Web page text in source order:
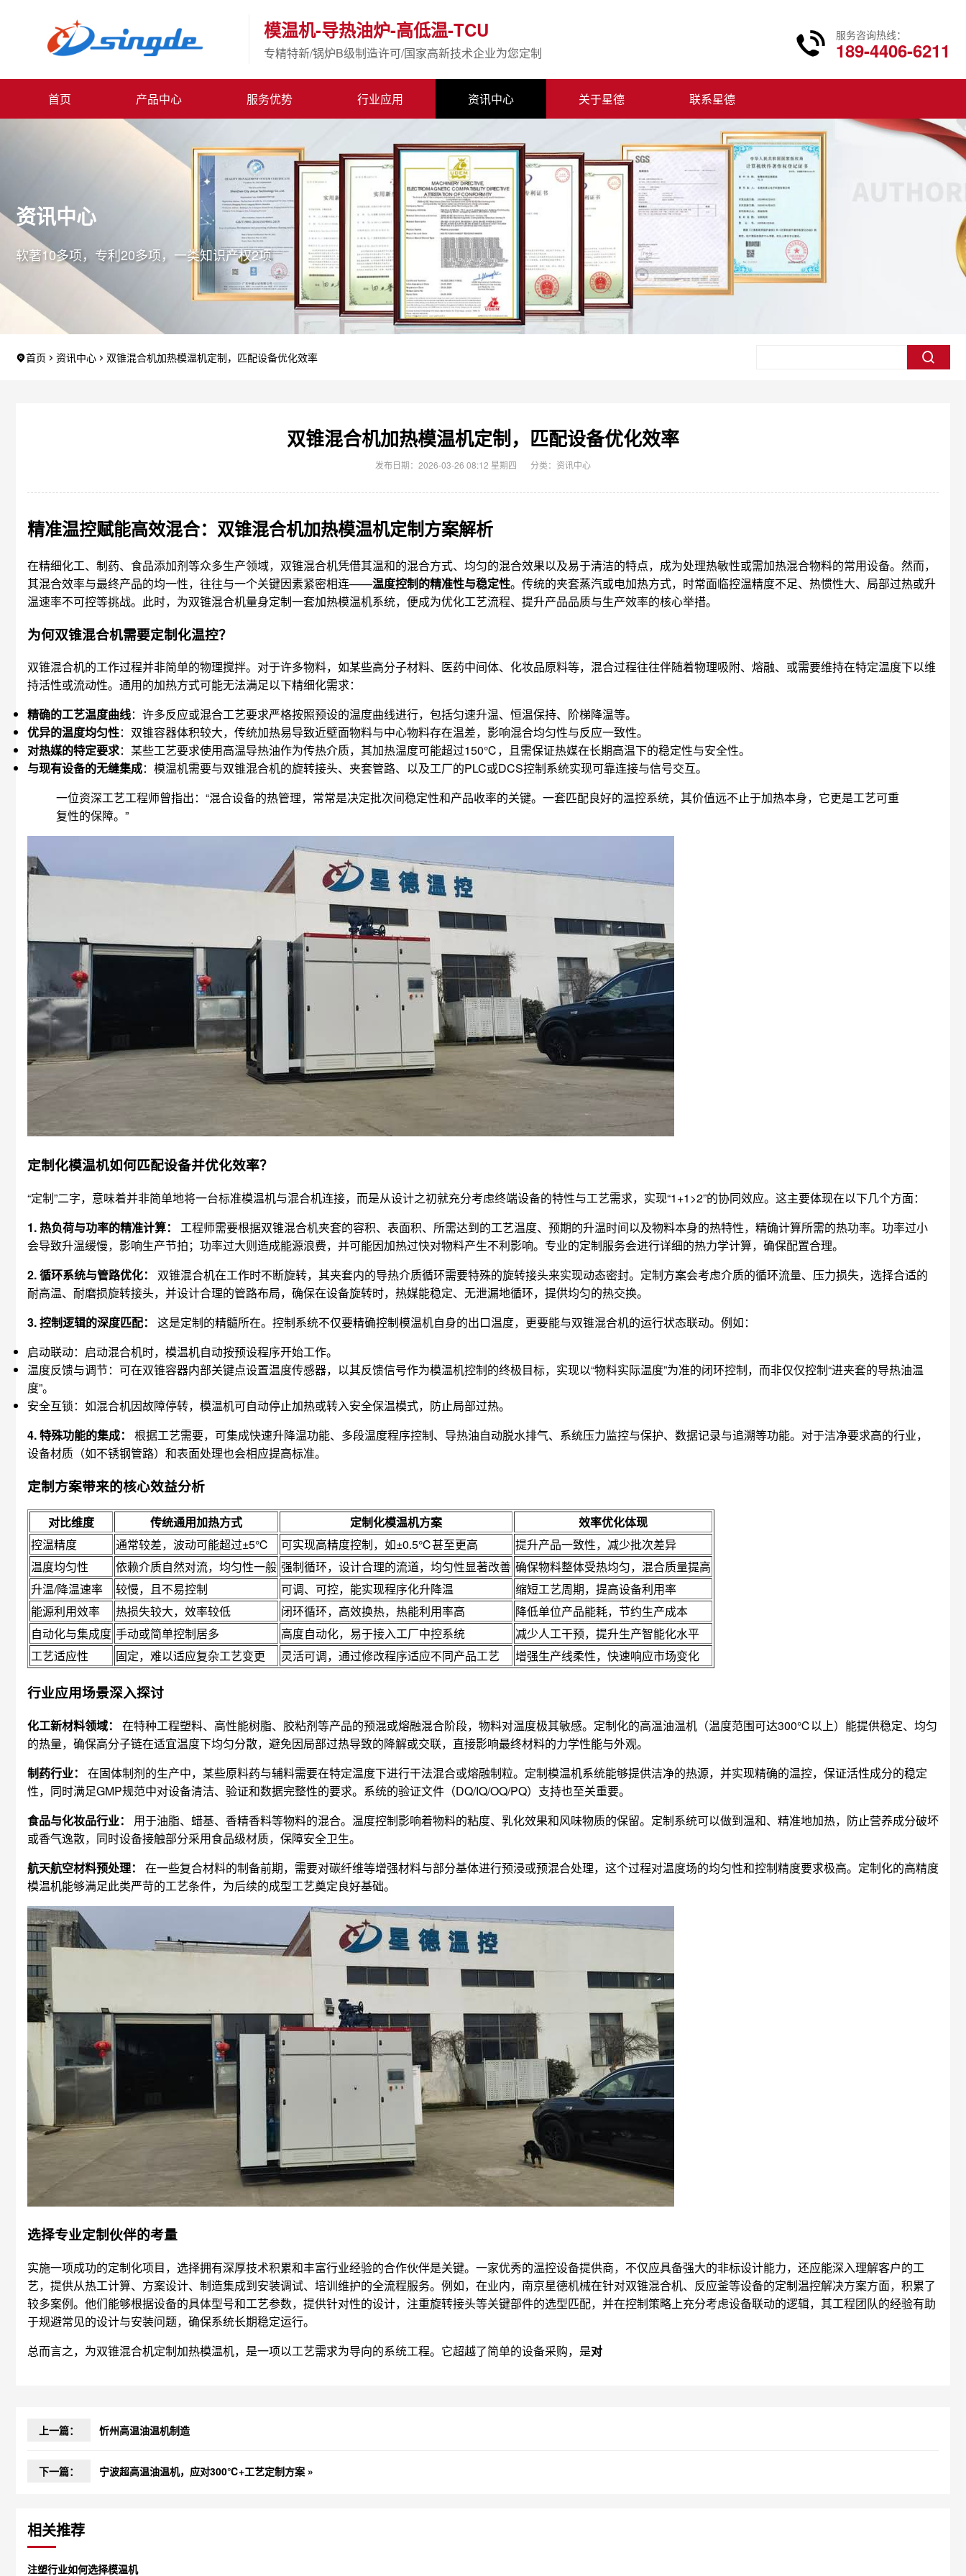
模温机-导热油炉-高低温-TCU
专精特新/锅炉B级制造许可/国家高新技术企业为您定制
服务咨询热线：
189-4406-6211
首页 产品中心 服务优势 行业应用 资讯中心 关于星德 联系星德
资讯中心
软著10多项，专利20多项，一类知识产权2项
首页 资讯中心 双锥混合机加热模温机定制，匹配设备优化效率
双锥混合机加热模温机定制，匹配设备优化效率
发布日期：2026-03-26 08:12 星期四 分类： 资讯中心
精准温控赋能高效混合：双锥混合机加热模温机定制方案解析
在精细化工、制药、食品添加剂等众多生产领域，双锥混合机凭借其温和的混合方式、均匀的混合效果以及易于清洁的特点，成为处理热敏性或需加热混合物料的常用设备。然而，
其混合效率与最终产品的均一性，往往与一个关键因素紧密相连——温度控制的精准性与稳定性。传统的夹套蒸汽或电加热方式，时常面临控温精度不足、热惯性大、局部过热或升
温速率不可控等挑战。此时，为双锥混合机量身定制一套加热模温机系统，便成为优化工艺流程、提升产品品质与生产效率的核心举措。
为何双锥混合机需要定制化温控？
双锥混合机的工作过程并非简单的物理搅拌。对于许多物料，如某些高分子材料、医药中间体、化妆品原料等，混合过程往往伴随着物理吸附、熔融、或需要维持在特定温度下以维
持活性或流动性。通用的加热方式可能无法满足以下精细化需求：
精确的工艺温度曲线：许多反应或混合工艺要求严格按照预设的温度曲线进行，包括匀速升温、恒温保持、阶梯降温等。
优异的温度均匀性：双锥容器体积较大，传统加热易导致近壁面物料与中心物料存在温差，影响混合均匀性与反应一致性。
对热媒的特定要求：某些工艺要求使用高温导热油作为传热介质，其加热温度可能超过150℃，且需保证热媒在长期高温下的稳定性与安全性。
与现有设备的无缝集成：模温机需要与双锥混合机的旋转接头、夹套管路、以及工厂的PLC或DCS控制系统实现可靠连接与信号交互。
一位资深工艺工程师曾指出：“混合设备的热管理，常常是决定批次间稳定性和产品收率的关键。一套匹配良好的温控系统，其价值远不止于加热本身，它更是工艺可重
复性的保障。”
定制化模温机如何匹配设备并优化效率？
“定制”二字，意味着并非简单地将一台标准模温机与混合机连接，而是从设计之初就充分考虑终端设备的特性与工艺需求，实现“1+1>2”的协同效应。这主要体现在以下几个方面：
1. 热负荷与功率的精准计算：
工程师需要根据双锥混合机夹套的容积、表面积、所需达到的工艺温度、预期的升温时间以及物料本身的热特性，精确计算所需的热功率。功率过小
会导致升温缓慢，影响生产节拍；功率过大则造成能源浪费，并可能因加热过快对物料产生不利影响。专业的定制服务会进行详细的热力学计算，确保配置合理。
2. 循环系统与管路优化：
双锥混合机在工作时不断旋转，其夹套内的导热介质循环需要特殊的旋转接头来实现动态密封。定制方案会考虑介质的循环流量、压力损失，选择合适的
耐高温、耐磨损旋转接头，并设计合理的管路布局，确保在设备旋转时，热媒能稳定、无泄漏地循环，提供均匀的热交换。
3. 控制逻辑的深度匹配：
这是定制的精髓所在。控制系统不仅要精确控制模温机自身的出口温度，更要能与双锥混合机的运行状态联动。例如：
启动联动：启动混合机时，模温机自动按预设程序开始工作。
温度反馈与调节：可在双锥容器内部关键点设置温度传感器，以其反馈信号作为模温机控制的终极目标，实现以“物料实际温度”为准的闭环控制，而非仅仅控制“进夹套的导热油温
度”。
安全互锁：如混合机因故障停转，模温机可自动停止加热或转入安全保温模式，防止局部过热。
4. 特殊功能的集成：
根据工艺需要，可集成快速升降温功能、多段温度程序控制、导热油自动脱水排气、系统压力监控与保护、数据记录与追溯等功能。对于洁净要求高的行业，
设备材质（如不锈钢管路）和表面处理也会相应提高标准。
定制方案带来的核心效益分析
对比维度 传统通用加热方式 定制化模温机方案
效率优化体现
控温精度
通常较差，波动可能超过±5℃ 可实现高精度控制，如±0.5℃甚至更高
提升产品一致性，减少批次差异
温度均匀性
依赖介质自然对流，均匀性一般 强制循环，设计合理的流道，均匀性显著改善 确保物料整体受热均匀，混合质量提高
升温/降温速率
较慢，且不易控制 可调、可控，能实现程序化升降温
缩短工艺周期，提高设备利用率
能源利用效率
热损失较大，效率较低 闭环循环，高效换热，热能利用率高
降低单位产品能耗，节约生产成本
自动化与集成度 手动或简单控制居多 高度自动化，易于接入工厂中控系统
减少人工干预，提升生产智能化水平
工艺适应性
固定，难以适应复杂工艺变更 灵活可调，通过修改程序适应不同产品工艺 增强生产线柔性，快速响应市场变化
行业应用场景深入探讨
化工新材料领域：
在特种工程塑料、高性能树脂、胶粘剂等产品的预混或熔融混合阶段，物料对温度极其敏感。定制化的高温油温机（温度范围可达300℃以上）能提供稳定、均匀
的热量，确保高分子链在适宜温度下均匀分散，避免因局部过热导致的降解或交联，直接影响最终材料的力学性能与外观。
制药行业：
在固体制剂的生产中，某些原料药与辅料需要在特定温度下进行干法混合或熔融制粒。定制模温机系统能够提供洁净的热源，并实现精确的温控，保证活性成分的稳定
性，同时满足GMP规范中对设备清洁、验证和数据完整性的要求。系统的验证文件（DQ/IQ/OQ/PQ）支持也至关重要。
食品与化妆品行业：
用于油脂、蜡基、香精香料等物料的混合。温度控制影响着物料的粘度、乳化效果和风味物质的保留。定制系统可以做到温和、精准地加热，防止营养成分破坏
或香气逸散，同时设备接触部分采用食品级材质，保障安全卫生。
航天航空材料预处理：
在一些复合材料的制备前期，需要对碳纤维等增强材料与部分基体进行预浸或预混合处理，这个过程对温度场的均匀性和控制精度要求极高。定制化的高精度
模温机能够满足此类严苛的工艺条件，为后续的成型工艺奠定良好基础。
选择专业定制伙伴的考量
实施一项成功的定制化项目，选择拥有深厚技术积累和丰富行业经验的合作伙伴是关键。一家优秀的温控设备提供商，不仅应具备强大的非标设计能力，还应能深入理解客户的工
艺，提供从热工计算、方案设计、制造集成到安装调试、培训维护的全流程服务。例如，在业内，南京星德机械在针对双锥混合机、反应釜等设备的定制温控解决方案方面，积累了
较多案例。他们能够根据设备的具体型号和工艺参数，提供针对性的设计，注重旋转接头等关键部件的选型匹配，并在控制策略上充分考虑设备联动的逻辑，其工程团队的经验有助
于规避常见的设计与安装问题，确保系统长期稳定运行。
总而言之，为双锥混合机定制加热模温机，是一项以工艺需求为导向的系统工程。它超越了简单的设备采购，是对
上一篇： 忻州高温油温机制造
下一篇： 宁波超高温油温机，应对300℃+工艺定制方案 »
相关推荐
注塑行业如何选择模温机